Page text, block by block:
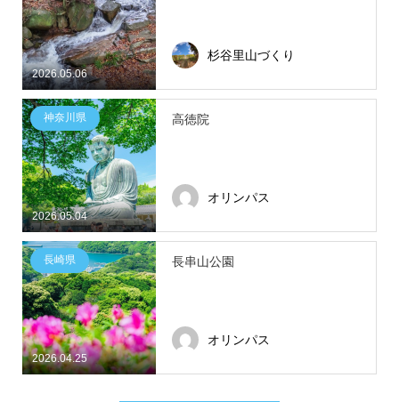
2026.05.06
杉谷里山づくり
2026.05.04
神奈川県 高徳院
オリンパス
2026.04.25
長崎県 長串山公園
オリンパス